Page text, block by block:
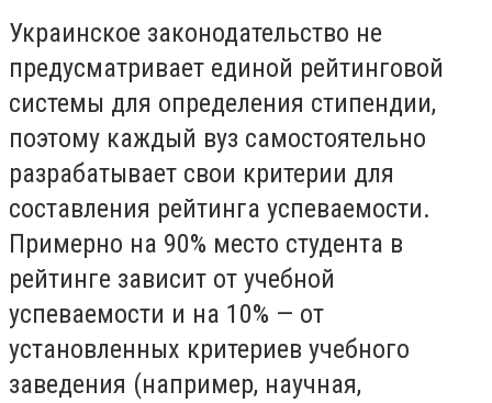
Украинское законодательство не
предусматривает единой рейтинговой
системы для определения стипендии,
поэтому каждый вуз самостоятельно
разрабатывает свои критерии для
составления рейтинга успеваемости.
Примерно на 90% место студента в
рейтинге зависит от учебной
успеваемости и на 10% — от
установленных критериев учебного
заведения (например, научная,